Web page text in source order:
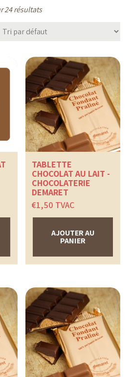
24 résultats
TABLETTE
CHOCOLAT AU LAIT -
CHOCOLATERIE
DEMARET
€1,50 TVAC
AJOUTER AU
PANIER